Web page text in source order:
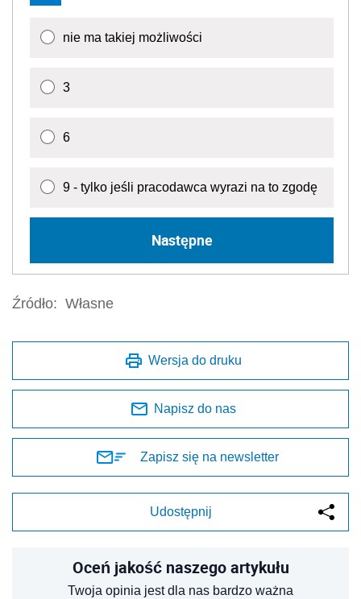
nie ma takiej możliwości
3
6
9 - tylko jeśli pracodawca wyrazi na to zgodę
Następne
Źródło: Własne
Wersja do druku
Napisz do nas
Zapisz się na newsletter
Udostępnij
Oceń jakość naszego artykułu
Twoja opinia jest dla nas bardzo ważna